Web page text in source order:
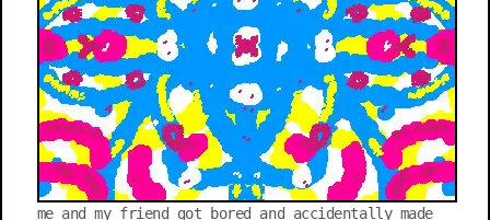
me and my friend got bored and accidentally made